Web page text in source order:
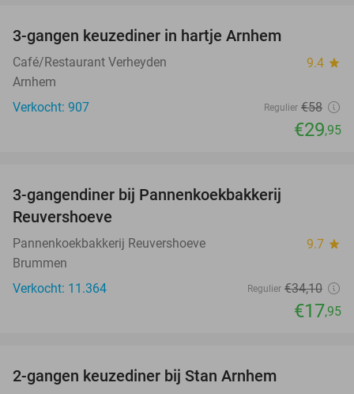
3-gangen keuzediner in hartje Arnhem
Café/Restaurant Verheyden 9.4 star
Arnhem
Verkocht: 907
Regulier €58
€29,95
3-gangendiner bij Pannenkoekbakkerij
Reuvershoeve
Pannenkoekbakkerij Reuvershoeve 9.7 star
Brummen
Verkocht: 11.364
Regulier €34,10
€17,95
2-gangen keuzediner bij Stan Arnhem